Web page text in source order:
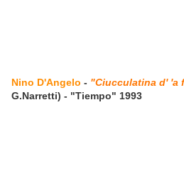
Nino D'Angelo - "Ciucculatina d' 'a
G.Narretti) - "Tiempo" 1993